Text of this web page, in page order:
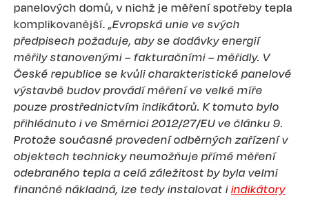
panelových domů, v nichž je měření spotřeby tepla
komplikovanější. „Evropská unie ve svých
předpisech požaduje, aby se dodávky energií
měřily stanovenými – fakturačními – měřidly. V
České republice se kvůli charakteristické panelové
výstavbě budov provádí měření ve velké míře
pouze prostřednictvím indikátorů. K tomuto bylo
přihlédnuto i ve Směrnici 2012/27/EU ve článku 9.
Protože současné provedení odběrných zařízení v
objektech technicky neumožňuje přímé měření
odebraného tepla a celá záležitost by byla velmi
finančně nákladná, lze tedy instalovat i indikátory